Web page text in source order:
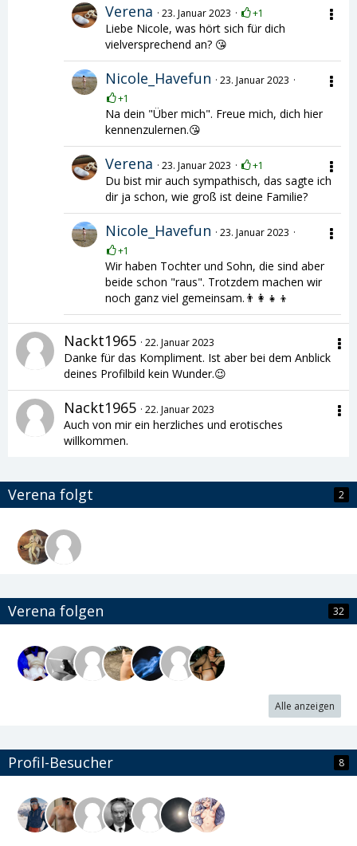
Verena 23. Januar 2023 +1
Liebe Nicole, was hört sich für dich
vielversprechend an? 😘
Nicole_Havefun
23. Januar 2023
+1
Na dein "Über mich". Freue mich, dich hier
kennenzulernen.😘
Verena 23. Januar 2023 +1
Du bist mir auch sympathisch, das sagte ich
dir ja schon, wie groß ist deine Familie?
Nicole_Havefun
23. Januar 2023
+1
Wir haben Tochter und Sohn, die sind aber
beide schon "raus". Trotzdem machen wir
noch ganz viel gemeinsam.👨‍👩‍👧‍👦
Nackt1965 22. Januar 2023
Danke für das Kompliment. Ist aber bei dem Anblick
deines Profilbild kein Wunder.😉
Nackt1965 22. Januar 2023
Auch von mir ein herzliches und erotisches
willkommen.
Verena folgt 2
Verena folgen 32
Alle anzeigen
Profil-Besucher 8